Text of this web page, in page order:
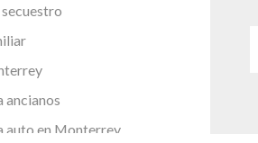
ancianos
auto en Monterrey